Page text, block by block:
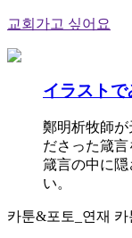
교회가고 싶어요
イラスト
鄭明析牧師が
ださった箴
箴言の中に隠
い。
카툰&포토_연재